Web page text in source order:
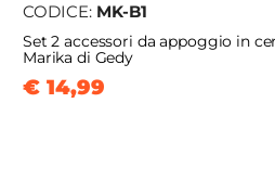
CODICE: MK-B1
Set 2 accessori da appoggio in
Marika di Gedy
€ 14,99